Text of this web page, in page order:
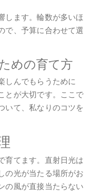
します。輪数が多いほ
で、予算に合わせて選
めの育て方
しんでもらうために
とが大切です。ここで
いて、私なりのコツを
育てます。直射日光は
の光が当たる場所がお
の風が直接当たらない